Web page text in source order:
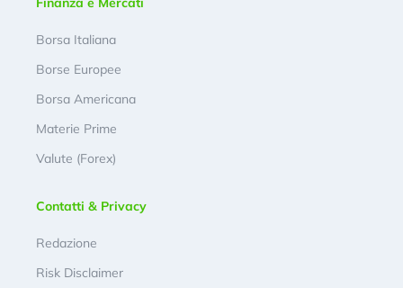
Borsa Italiana
Borse Europee
Borsa Americana
Materie Prime
Valute (Forex)
Contatti & Privacy
Redazione
Risk Disclaimer